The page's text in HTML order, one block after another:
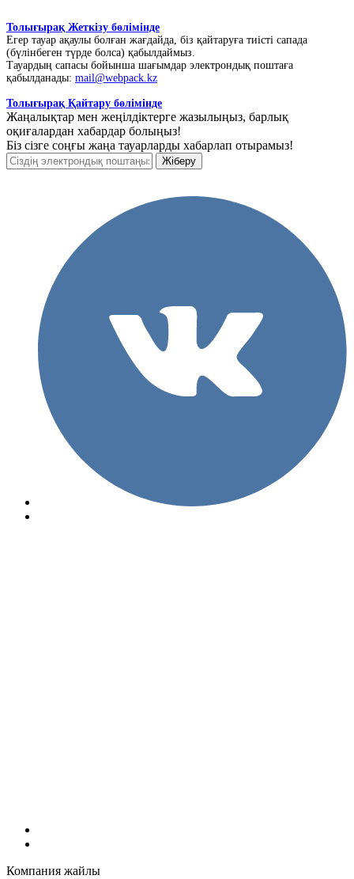
Толығырақ Жеткізу бөлімінде
Егер тауар ақаулы болған жағдайда, біз қайтаруға тиісті сапада
(бүлінбеген түрде болса) қабылдаймыз.
Тауардың сапасы бойынша шағымдар электрондық поштаға
қабылданады: mail@webpack.kz
Толығырақ Қайтару бөлімінде
Жаңалықтар мен жеңілдіктерге жазылыңыз, барлық
оқиғалардан хабардар болыңыз!
Біз сізге соңғы жаңа тауарларды хабарлап отырамыз!
Компания жайлы